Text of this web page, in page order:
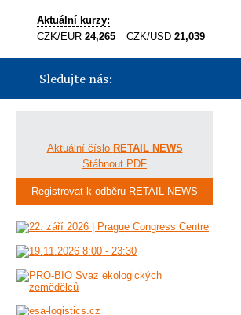
Aktuální kurzy:
CZK/EUR 24,265 CZK/USD 21,039
Sledujte nás:
Aktuální číslo RETAIL NEWS
Stáhnout PDF
Registrovat k odběru RETAIL NEWS